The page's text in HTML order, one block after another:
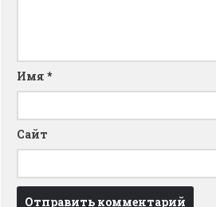
Имя *
Сайт